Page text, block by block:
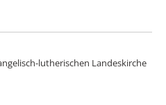
lutherischen Landeskirche